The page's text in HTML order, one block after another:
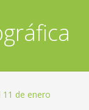
11 de enero